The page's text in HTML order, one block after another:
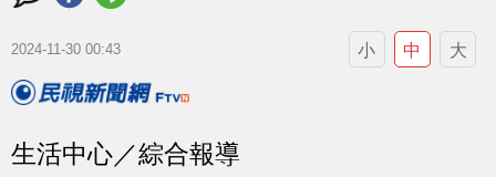
2024-11-30 00:43 小 中 大
生活中心／綜合報導